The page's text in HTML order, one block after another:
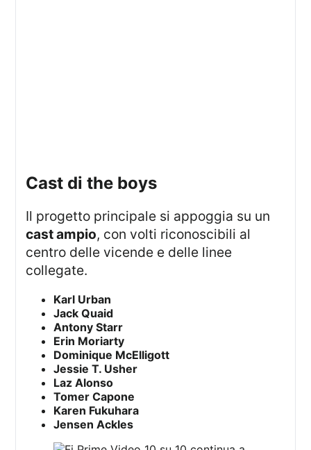
cast di the boys
Il progetto principale si appoggia su un
cast ampio, con volti riconoscibili al
centro delle vicende e delle linee
collegate.
Karl Urban
Jack Quaid
Antony Starr
Erin Moriarty
Dominique McElligott
Jessie T. Usher
Laz Alonso
Tomer Capone
Karen Fukuhara
Jensen Ackles